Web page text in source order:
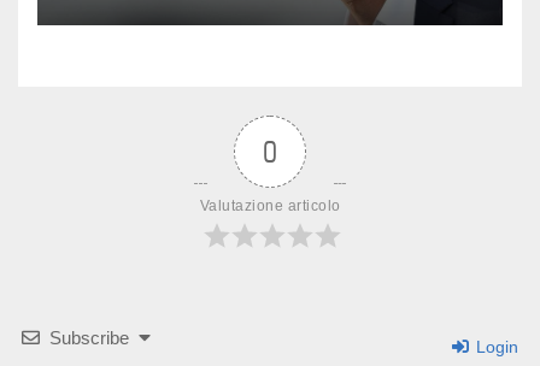
0
Valutazione articolo
Subscribe Login